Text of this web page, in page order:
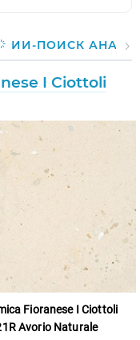
ИИ-ПОИСК
I Ciottoli
Fioranese I Ciottoli
Avorio Naturale